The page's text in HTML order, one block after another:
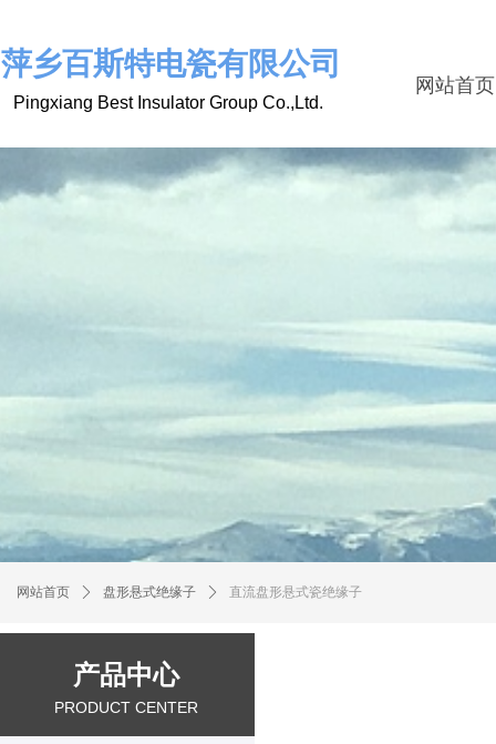
网站首页
萍乡百斯特电瓷有限公司
Pingxiang Best Insulator Group Co.,Ltd.
网站首页 ꄲ 盘形悬式绝缘子 ꄲ 直流盘形悬式瓷绝缘子
产品中心
PRODUCT CENTER